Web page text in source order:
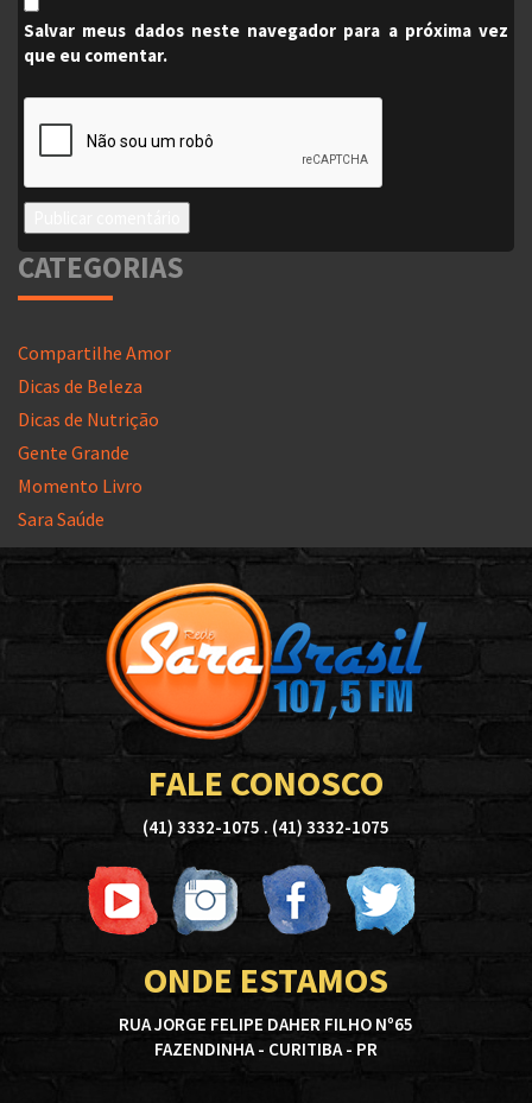
Salvar meus dados neste navegador para a próxima vez
que eu comentar.
CATEGORIAS
Compartilhe Amor
Dicas de Beleza
Dicas de Nutrição
Gente Grande
Momento Livro
Sara Saúde
FALE CONOSCO
(41) 3332-1075 . (41) 3332-1075
ONDE ESTAMOS
RUA JORGE FELIPE DAHER FILHO Nº65
FAZENDINHA - CURITIBA - PR